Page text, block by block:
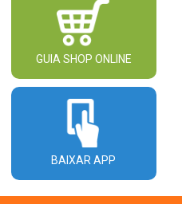
GUIA SHOP ONLINE
BAIXAR APP